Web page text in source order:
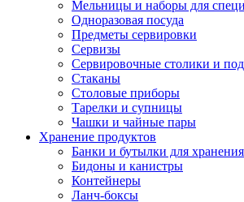
Мельницы и наборы для
Одноразовая посуда
Предметы сервировки
Сервизы
Сервировочные столики и
Стаканы
Столовые приборы
Тарелки и супницы
Чашки и чайные пары
Хранение продуктов
Банки и бутылки для хранения
Бидоны и канистры
Контейнеры
Ланч-боксы